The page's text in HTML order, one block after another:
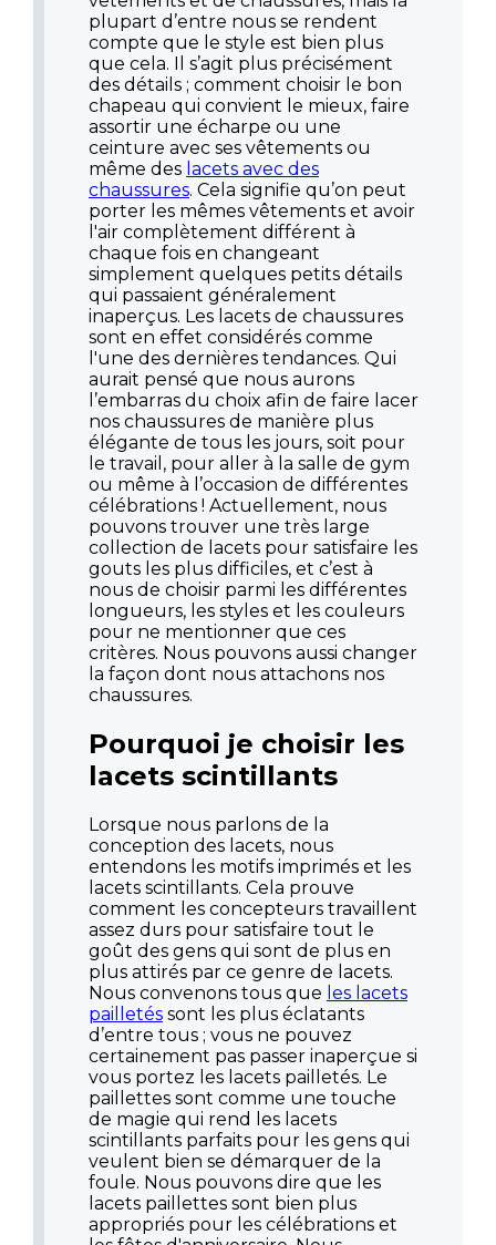
plupart d’entre nous se rendent
compte que le style est bien plus
que cela. Il s’agit plus précisément
des détails ; comment choisir le bon
chapeau qui convient le mieux, faire
assortir une écharpe ou une
ceinture avec ses vêtements ou
même des lacets avec des
chaussures. Cela signifie qu’on peut
porter les mêmes vêtements et avoir
l'air complètement différent à
chaque fois en changeant
simplement quelques petits détails
qui passaient généralement
inaperçus. Les lacets de chaussures
sont en effet considérés comme
l'une des dernières tendances. Qui
aurait pensé que nous aurons
l’embarras du choix afin de faire lacer
nos chaussures de manière plus
élégante de tous les jours, soit pour
le travail, pour aller à la salle de gym
ou même à l’occasion de différentes
célébrations ! Actuellement, nous
pouvons trouver une très large
collection de lacets pour satisfaire les
gouts les plus difficiles, et c’est à
nous de choisir parmi les différentes
longueurs, les styles et les couleurs
pour ne mentionner que ces
critères. Nous pouvons aussi changer
la façon dont nous attachons nos
chaussures.
Pourquoi je choisir les
lacets scintillants
Lorsque nous parlons de la
conception des lacets, nous
entendons les motifs imprimés et les
lacets scintillants. Cela prouve
comment les concepteurs travaillent
assez durs pour satisfaire tout le
goût des gens qui sont de plus en
plus attirés par ce genre de lacets.
Nous convenons tous que les lacets
pailletés sont les plus éclatants
d’entre tous ; vous ne pouvez
certainement pas passer inaperçue si
vous portez les lacets pailletés. Le
paillettes sont comme une touche
de magie qui rend les lacets
scintillants parfaits pour les gens qui
veulent bien se démarquer de la
foule. Nous pouvons dire que les
lacets paillettes sont bien plus
appropriés pour les célébrations et